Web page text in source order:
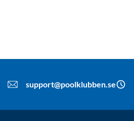
support@poolklubben.se